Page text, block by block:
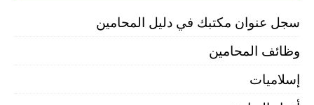
سجل عنوان مكتبك في دليل المحامين
وظائف المحامين
إسلاميات